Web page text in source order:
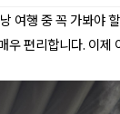
여행 중 꼭 가봐야
편리합니다. 이제